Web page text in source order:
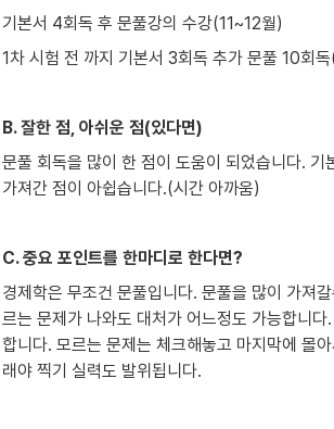
기본서 4회독 후 문풀강의 수강(11~12월)
1차 시험 전 까지 기본서 3회독 추가 문풀 10회
B. 잘한 점, 아쉬운 점(있다면)
문풀 회독을 많이 한 점이 도움이 되었습니다. 기
가져간 점이 아쉽습니다.(시간 아까움)
C. 중요 포인트를 한마디로 한다면?
경제학은 무조건 문풀입니다. 문풀을 많이 가져
르는 문제가 나와도 대처가 어느정도 가능합니
합니다. 모르는 문제는 체크해놓고 마지막에 몰
래야 찍기 실력도 발위됩니다.